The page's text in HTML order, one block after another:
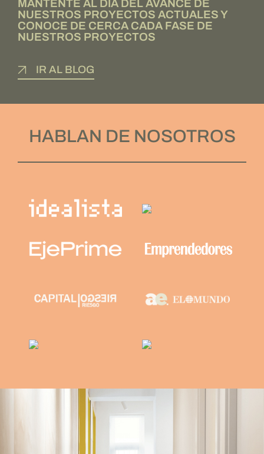
MANTENTE AL DÍA DEL AVANCE DE
NUESTROS PROYECTOS ACTUALES Y
CONOCE DE CERCA CADA FASE DE
NUESTROS PROYECTOS
IR AL BLOG
HABLAN DE NOSOTROS